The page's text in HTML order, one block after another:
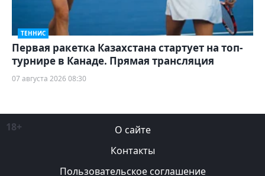
ТЕННИС
Первая ракетка Казахстана стартует на топ-
турнире в Канаде. Прямая трансляция
07 августа 2026 08:30
18+
О сайте
Контакты
Пользовательское соглашение